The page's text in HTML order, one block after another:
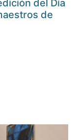
del Día
de